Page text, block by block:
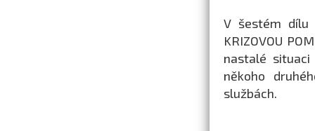
V šestém dílu
KRIZOVOU
nastalé
někoho
službách.